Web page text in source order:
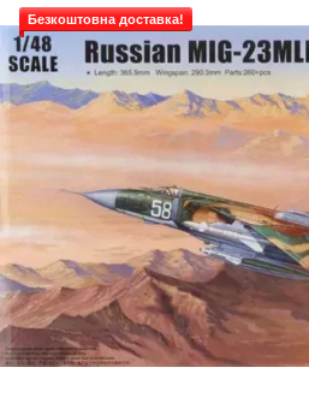
Безкоштовна доставка!